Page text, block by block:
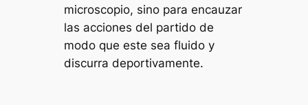
microscopio, sino para encauzar
las acciones del partido de
modo que este sea fluido y
discurra deportivamente.